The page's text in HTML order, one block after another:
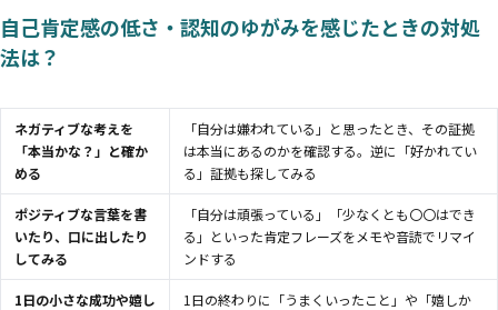
自己肯定感の低さ・認知のゆがみを感じたときの対処
法は？
ネガティブな考えを
「本当かな？」と確か
める
「自分は嫌われている」と思ったとき、その証拠
は本当にあるのかを確認する。逆に「好かれてい
る」証拠も探してみる
ポジティブな言葉を書
いたり、口に出したり
してみる
「自分は頑張っている」「少なくとも〇〇はでき
る」といった肯定フレーズをメモや音読でリマイ
ンドする
1日の小さな成功や嬉し
1日の終わりに「うまくいったこと」や「嬉しか